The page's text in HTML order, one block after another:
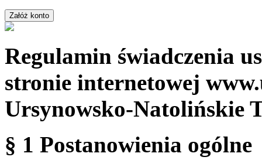
Regulamin świadczenia
stronie internetowej
Ursynowsko-Natolińskie
§ 1 Postanowienia ogólne